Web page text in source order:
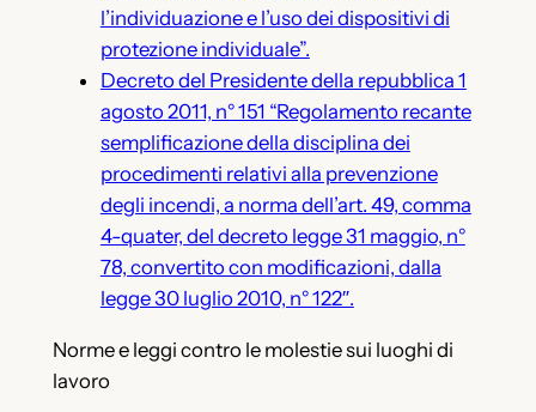
l’individuazione e l’uso dei dispositivi di
protezione individuale”.
Decreto del Presidente della repubblica 1
agosto 2011, n° 151 “Regolamento recante
semplificazione della disciplina dei
procedimenti relativi alla prevenzione
degli incendi, a norma dell’art. 49, comma
4-quater, del decreto legge 31 maggio, n°
78, convertito con modificazioni, dalla
legge 30 luglio 2010, n° 122″.
Norme e leggi contro le molestie sui luoghi di
lavoro